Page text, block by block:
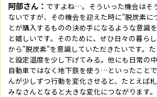
阿部さん： ですよね…。そういった機会はそ
ないですが、その機会を迎えた時に"脱炭素に
とが購入するものの決め手になるような意識
と嬉しいです。そのために、ぜひ日々の暮ら
から"脱炭素"を意識していただきたいです。
と設定温度を少し下げてみる。他にも日常の
自動車ではなく地下鉄を使う…といったこと
んが少しずつ行動を変化させると、たとえば
みなさんとなると大きな変化につながります。